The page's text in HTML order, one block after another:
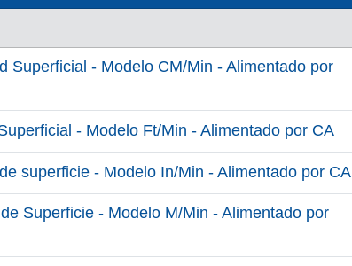
Superficial - Modelo CM/Min - Alimentado por
- Modelo Ft/Min - Alimentado por CA
superficie - Modelo In/Min - Alimentado por CA
Superficie - Modelo M/Min - Alimentado por